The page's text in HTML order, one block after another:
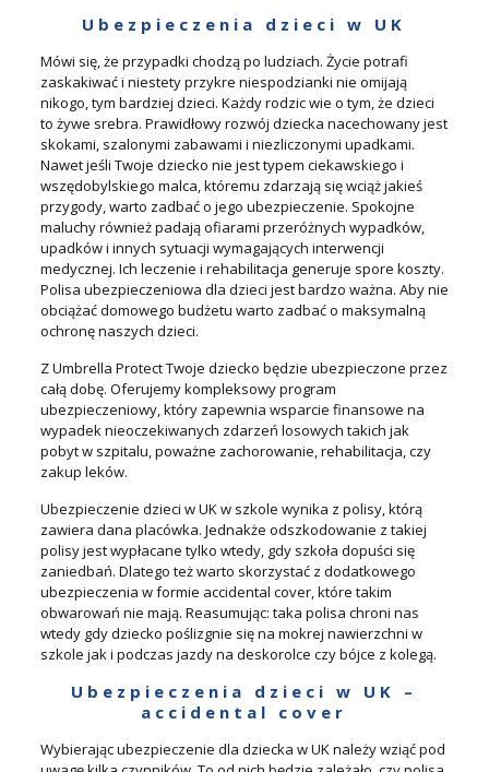
Ubezpieczenia dzieci w UK
Mówi się, że przypadki chodzą po ludziach. Życie potrafi
zaskakiwać i niestety przykre niespodzianki nie omijają
nikogo, tym bardziej dzieci. Każdy rodzic wie o tym, że dzieci
to żywe srebra. Prawidłowy rozwój dziecka nacechowany jest
skokami, szalonymi zabawami i niezliczonymi upadkami.
Nawet jeśli Twoje dziecko nie jest typem ciekawskiego i
wszędobylskiego malca, któremu zdarzają się wciąż jakieś
przygody, warto zadbać o jego ubezpieczenie. Spokojne
maluchy również padają ofiarami przeróżnych wypadków,
upadków i innych sytuacji wymagających interwencji
medycznej. Ich leczenie i rehabilitacja generuje spore koszty.
Polisa ubezpieczeniowa dla dzieci jest bardzo ważna. Aby nie
obciążać domowego budżetu warto zadbać o maksymalną
ochronę naszych dzieci.
Z Umbrella Protect Twoje dziecko będzie ubezpieczone przez
całą dobę. Oferujemy kompleksowy program
ubezpieczeniowy, który zapewnia wsparcie finansowe na
wypadek nieoczekiwanych zdarzeń losowych takich jak
pobyt w szpitalu, poważne zachorowanie, rehabilitacja, czy
zakup leków.
Ubezpieczenie dzieci w UK w szkole wynika z polisy, którą
zawiera dana placówka. Jednakże odszkodowanie z takiej
polisy jest wypłacane tylko wtedy, gdy szkoła dopuści się
zaniedbań. Dlatego też warto skorzystać z dodatkowego
ubezpieczenia w formie accidental cover, które takim
obwarowań nie mają. Reasumując: taka polisa chroni nas
wtedy gdy dziecko poślizgnie się na mokrej nawierzchni w
szkole jak i podczas jazdy na deskorolce czy bójce z kolegą.
Ubezpieczenia dzieci w UK –
accidental cover
Wybierając ubezpieczenie dla dziecka w UK należy wziąć pod